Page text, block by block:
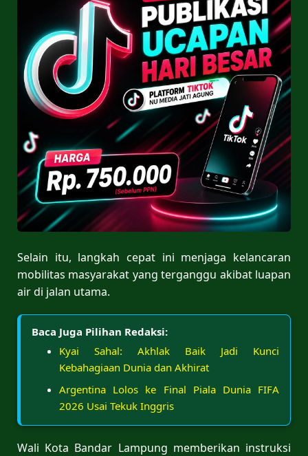
Selain itu, langkah cepat ini menjaga kelancaran
mobilitas masyarakat yang terganggu akibat luapan
air di jalan utama.
Baca Juga Pilihan Redaksi:
Kyai Sahal: Akhlak Baik Jadi Kunci
Kebahagiaan Dunia dan Akhirat
Argentina Lolos ke Final Piala Dunia FIFA
2026 Usai Tekuk Inggris
Wali Kota Bandar Lampung memberikan instruksi